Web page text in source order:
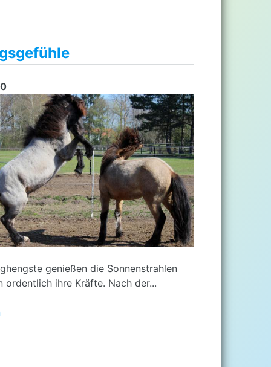
genießen die Sonnenstrahlen
ordentlich ihre Kräfte. Nach der...